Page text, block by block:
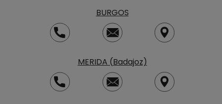
BURGOS
MERIDA (Badajoz)